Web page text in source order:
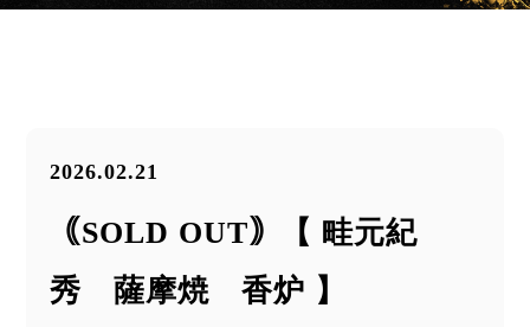
2026.02.21
｟SOLD OUT｠【 畦元紀
秀 薩摩焼 香炉 】